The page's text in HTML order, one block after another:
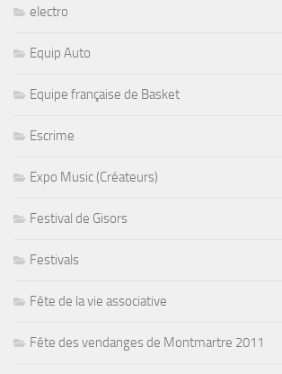
electro
Equip Auto
Equipe française de Basket
Escrime
Expo Music (Créateurs)
Festival de Gisors
Festivals
Fête de la vie associative
Fête des vendanges de Montmartre 2011